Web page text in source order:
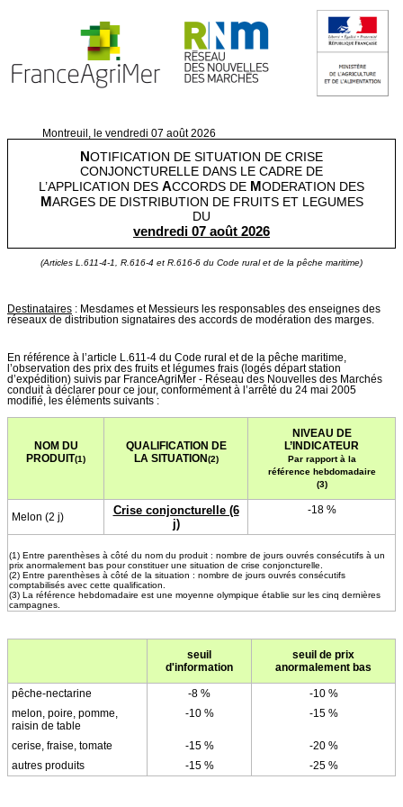
Montreuil, le vendredi 07 août 2026
NOTIFICATION DE SITUATION DE CRISE
CONJONCTURELLE DANS LE CADRE DE
L’APPLICATION DES ACCORDS DE MODERATION DES
MARGES DE DISTRIBUTION DE FRUITS ET LEGUMES
DU
vendredi 07 août 2026
(Articles L.611-4-1, R.616-4 et R.616-6 du Code rural et de la pêche maritime)
Destinataires : Mesdames et Messieurs les responsables des enseignes des
réseaux de distribution signataires des accords de modération des marges.
En référence à l’article L.611-4 du Code rural et de la pêche maritime,
l’observation des prix des fruits et légumes frais (logés départ station
d’expédition) suivis par FranceAgriMer - Réseau des Nouvelles des Marchés
conduit à déclarer pour ce jour, conformément à l’arrêté du 24 mai 2005
modifié, les éléments suivants :
NOM DU
PRODUIT(1)
QUALIFICATION DE
LA SITUATION(2)
NIVEAU DE
L’INDICATEUR
Par rapport à la
référence hebdomadaire
(3)
Melon (2 j)
Crise conjoncturelle (6
j)
-18 %
(1) Entre parenthèses à côté du nom du produit : nombre de jours ouvrés consécutifs à un
prix anormalement bas pour constituer une situation de crise conjoncturelle.
(2) Entre parenthèses à côté de la situation : nombre de jours ouvrés consécutifs
comptabilisés avec cette qualification.
(3) La référence hebdomadaire est une moyenne olympique établie sur les cinq dernières
campagnes.
seuil
d'information
seuil de prix
anormalement bas
pêche-nectarine -8 %
-10 %
melon, poire, pomme,
raisin de table
-10 % -15 %
cerise, fraise, tomate -15 %
-20 %
autres produits
-15 % -25 %